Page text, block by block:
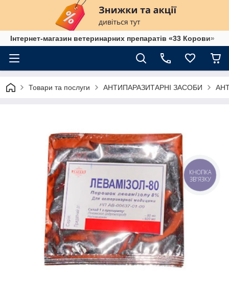
Інтернет-магазин ветеринарних препаратів «33 Корови»
Товари та послуги АНТИПАРАЗИТАРНІ ЗАСОБИ
КНОПКА
ЗВ'ЯЗКУ